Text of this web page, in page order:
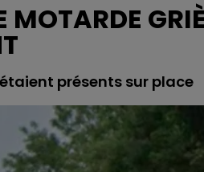
MOTARDE
présents sur place